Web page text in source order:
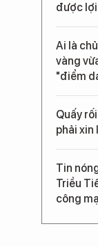
được
Ai là
vàng
"điểm
Quấy
phải xin
Tin
Triều
công